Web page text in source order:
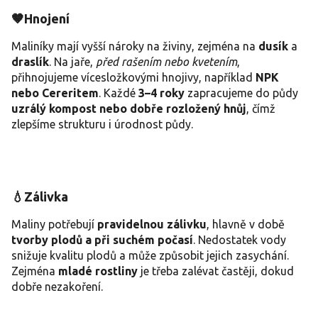
🤎Hnojení
Maliníky mají vyšší nároky na živiny, zejména na dusík a
draslík . Na jaře, před rašením nebo kvetením,
přihnojujeme vícesložkovými hnojivy, například NPK
nebo Cereritem . Každé 3–4 roky zapracujeme do půdy
uzrálý kompost nebo dobře rozložený hnůj , čímž
zlepšíme strukturu i úrodnost půdy.
💧Zálivka
Maliny potřebují pravidelnou zálivku , hlavně v době
tvorby plodů a při suchém počasí . Nedostatek vody
snižuje kvalitu plodů a může způsobit jejich zasychání.
Zejména mladé rostliny je třeba zalévat častěji, dokud
dobře nezakoření.